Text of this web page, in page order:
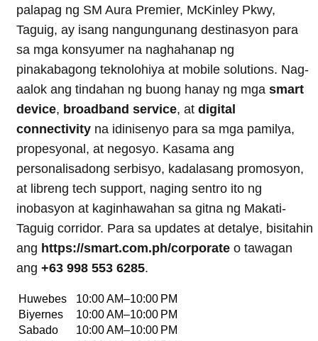
palapag ng SM Aura Premier, McKinley Pkwy,
Taguig, ay isang nangungunang destinasyon para
sa mga konsyumer na naghahanap ng
pinakabagong teknolohiya at mobile solutions. Nag-
aalok ang tindahan ng buong hanay ng mga smart
device, broadband service, at digital
connectivity na idinisenyo para sa mga pamilya,
propesyonal, at negosyo. Kasama ang
personalisadong serbisyo, kadalasang promosyon,
at libreng tech support, naging sentro ito ng
inobasyon at kaginhawahan sa gitna ng Makati-
Taguig corridor. Para sa updates at detalye, bisitahin
ang https://smart.com.ph/corporate o tawagan
ang +63 998 553 6285.
Huwebes
10:00 AM–10:00 PM
Biyernes
10:00 AM–10:00 PM
Sabado
10:00 AM–10:00 PM